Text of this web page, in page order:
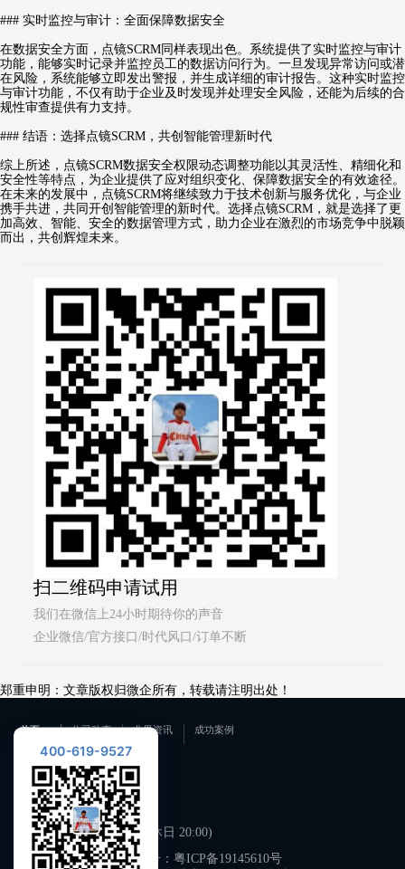
### 实时监控与审计：全面保障数据安全
在数据安全方面，点镜SCRM同样表现出色。系统提供了实时监控与审计
功能，能够实时记录并监控员工的数据访问行为。一旦发现异常访问或潜
在风险，系统能够立即发出警报，并生成详细的审计报告。这种实时监控
与审计功能，不仅有助于企业及时发现并处理安全风险，还能为后续的合
规性审查提供有力支持。
### 结语：选择点镜SCRM，共创智能管理新时代
综上所述，点镜SCRM数据安全权限动态调整功能以其灵活性、精细化和
安全性等特点，为企业提供了应对组织变化、保障数据安全的有效途径。
在未来的发展中，点镜SCRM将继续致力于技术创新与服务优化，与企业
携手共进，共同开创智能管理的新时代。选择点镜SCRM，就是选择了更
加高效、智能、安全的数据管理方式，助力企业在激烈的市场竞争中脱颖
而出，共创辉煌未来。
扫二维码申请试用
我们在微信上24小时期待你的声音
企业微信/官方接口/时代风口/订单不断
郑重申明：文章版权归微企所有，转载请注明出处！
首页 公司动态 业界资讯 成功案例
联系我们
400-619-9527
工作日 09:00-21:00 (双休日 20:00)
备案号： 粤ICP备19145610号
400-619-9527